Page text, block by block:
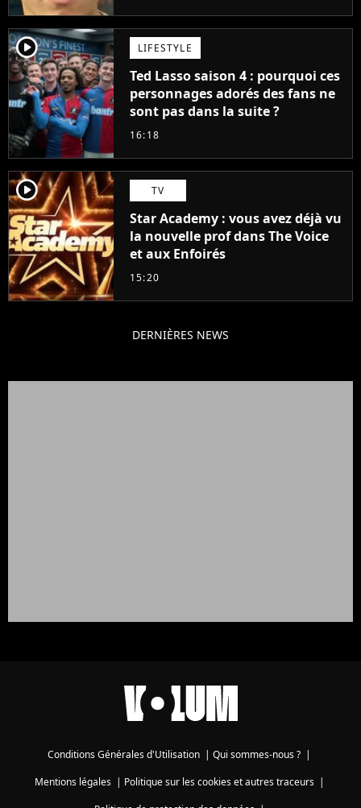
player2 LIFESTYLE
Ted Lasso saison 4 : pourquoi ces
personnages adorés des fans ne
sont pas dans la suite ?
16:18
player2 TV
Star Academy : vous avez déjà vu
la nouvelle prof dans The Voice
et aux Enfoirés
15:20
DERNIÈRES NEWS
Conditions Générales d'Utilisation | Qui sommes-nous ? |
Mentions légales| Politique sur les cookies et autres traceurs|